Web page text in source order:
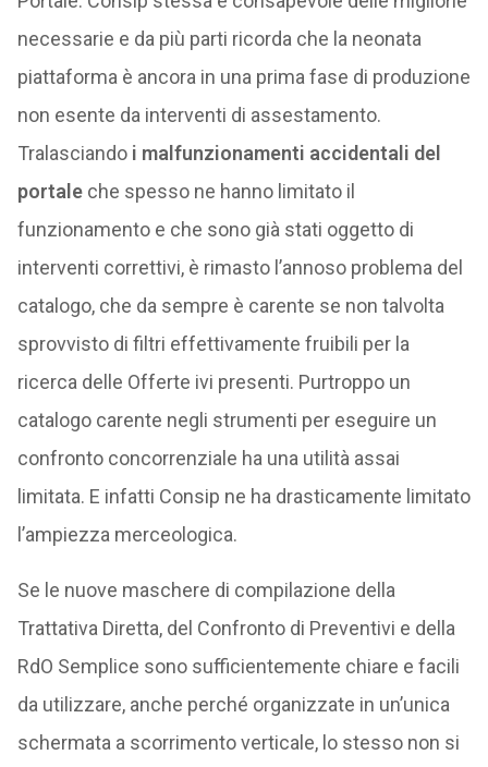
necessarie e da più parti ricorda che la neonata
piattaforma è ancora in una prima fase di produzione
non esente da interventi di assestamento.
Tralasciandoi malfunzionamenti accidentali del
portaleche spesso ne hanno limitato il
funzionamento e che sono già stati oggetto di
interventi correttivi, è rimasto l’annoso problema del
catalogo, che da sempre è carente se non talvolta
sprovvisto di filtri effettivamente fruibili per la
ricerca delle Offerte ivi presenti. Purtroppo un
catalogo carente negli strumenti per eseguire un
confronto concorrenziale ha una utilità assai
limitata. E infatti Consip ne ha drasticamente limitato
l’ampiezza merceologica.
Se le nuove maschere di compilazione della
Trattativa Diretta, del Confronto di Preventivi e della
RdO Semplice sono sufficientemente chiare e facili
da utilizzare, anche perché organizzate in un’unica
schermata a scorrimento verticale, lo stesso non si